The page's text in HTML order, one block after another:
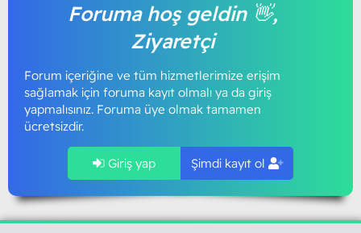
Foruma hoş geldin 👋,
Ziyaretçi
Forum içeriğine ve tüm hizmetlerimize erişim
sağlamak için foruma kayıt olmalı ya da giriş
yapmalısınız. Foruma üye olmak tamamen
ücretsizdir.
Giriş yap Şimdi kayıt ol